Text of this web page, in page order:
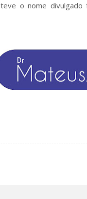
o nome divulgado